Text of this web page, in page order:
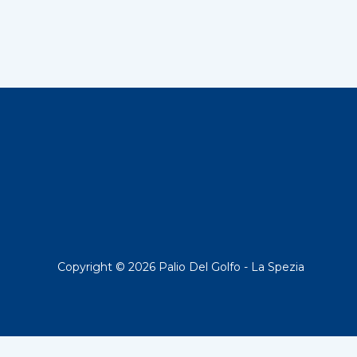
Copyright © 2026 Palio Del Golfo - La Spezia